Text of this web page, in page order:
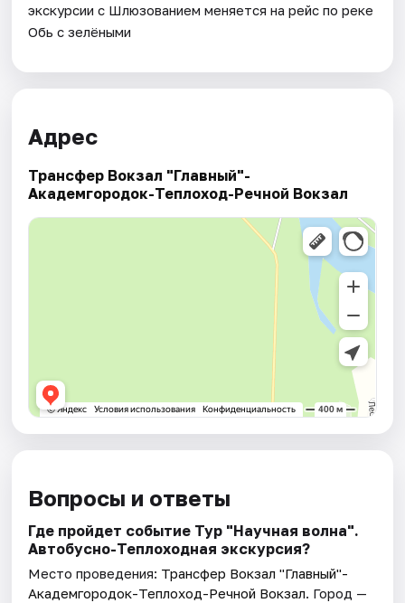
экскурсии с Шлюзованием меняется на рейс по реке
Обь с зелёными
Адрес
Трансфер Вокзал "Главный"-
Академгородок-Теплоход-Речной Вокзал
Вопросы и ответы
Где пройдет событие Тур "Научная волна".
Автобусно-Теплоходная экскурсия?
Место проведения: Трансфер Вокзал "Главный"-
Академгородок-Теплоход-Речной Вокзал. Город —